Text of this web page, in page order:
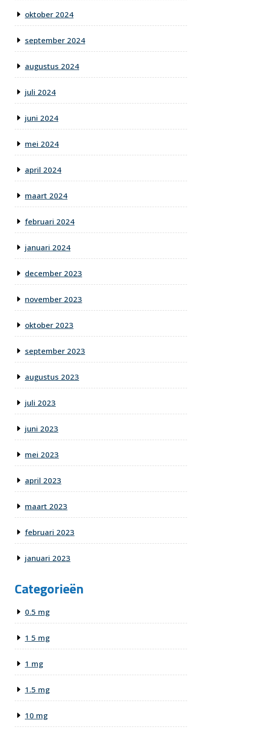
oktober 2024
september 2024
augustus 2024
juli 2024
juni 2024
mei 2024
april 2024
maart 2024
februari 2024
januari 2024
december 2023
november 2023
oktober 2023
september 2023
augustus 2023
juli 2023
juni 2023
mei 2023
april 2023
maart 2023
februari 2023
januari 2023
Categorieën
0.5 mg
1 5 mg
1 mg
1.5 mg
10 mg